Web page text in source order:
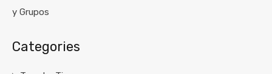
y Grupos
Categories